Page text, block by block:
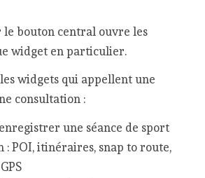
le bouton central ouvre les
widget en particulier.
widgets qui appellent une
consultation :
une séance de sport
: POI, itinéraires, snap to route,